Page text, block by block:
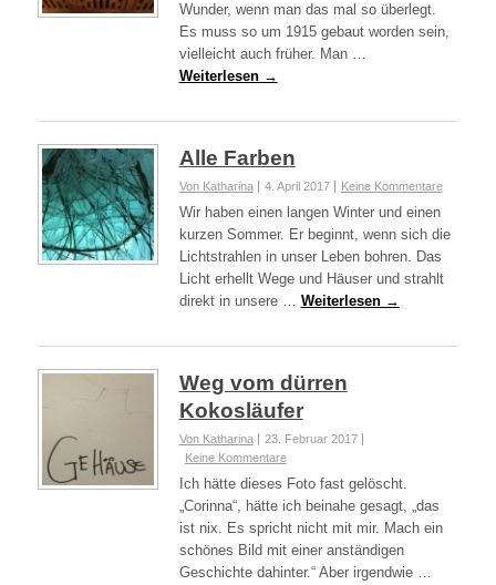
Wunder, wenn man das mal so überlegt.
Es muss so um 1915 gebaut worden sein,
vielleicht auch früher. Man …
Weiterlesen →
Alle Farben
Von Katharina 4. April 2017 Keine Kommentare
Wir haben einen langen Winter und einen
kurzen Sommer. Er beginnt, wenn sich die
Lichtstrahlen in unser Leben bohren. Das
Licht erhellt Wege und Häuser und strahlt
direkt in unsere … Weiterlesen →
Weg vom dürren
Kokosläufer
Von Katharina
23. Februar 2017
Keine Kommentare
Ich hätte dieses Foto fast gelöscht.
„Corinna“, hätte ich beinahe gesagt, „das
ist nix. Es spricht nicht mit mir. Mach ein
schönes Bild mit einer anständigen
Geschichte dahinter.“ Aber irgendwie …